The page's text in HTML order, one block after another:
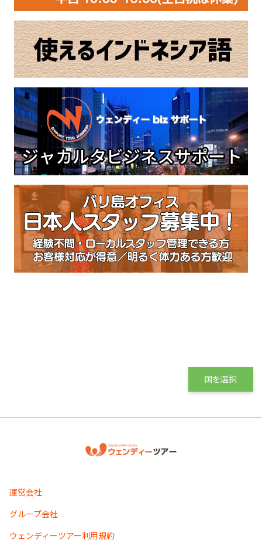
国を選択
運営会社
グループ会社
ウェンディーツアー利用規約